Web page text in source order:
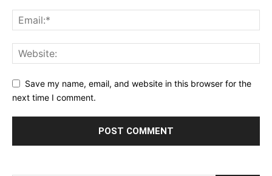
Save my name, email, and website in this browser for the
next time I comment.